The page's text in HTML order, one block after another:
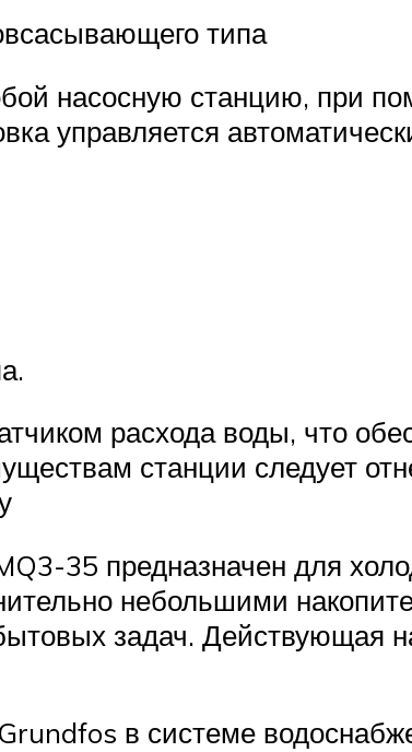
типа
насосную станцию, при
управляется
расхода воды, что
станции следует
35 предназначен для
небольшими
задач. Действующая
в системе